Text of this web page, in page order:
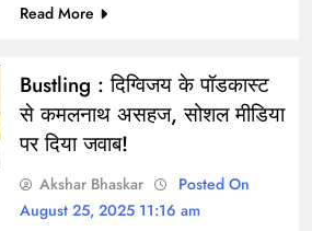
Read More
Bustling : दिग्विजय के पॉडकास्ट
से कमलनाथ असहज, सोशल मीडिया
पर दिया जवाब!
Akshar Bhaskar
Posted On
August 25, 2025 11:16 am